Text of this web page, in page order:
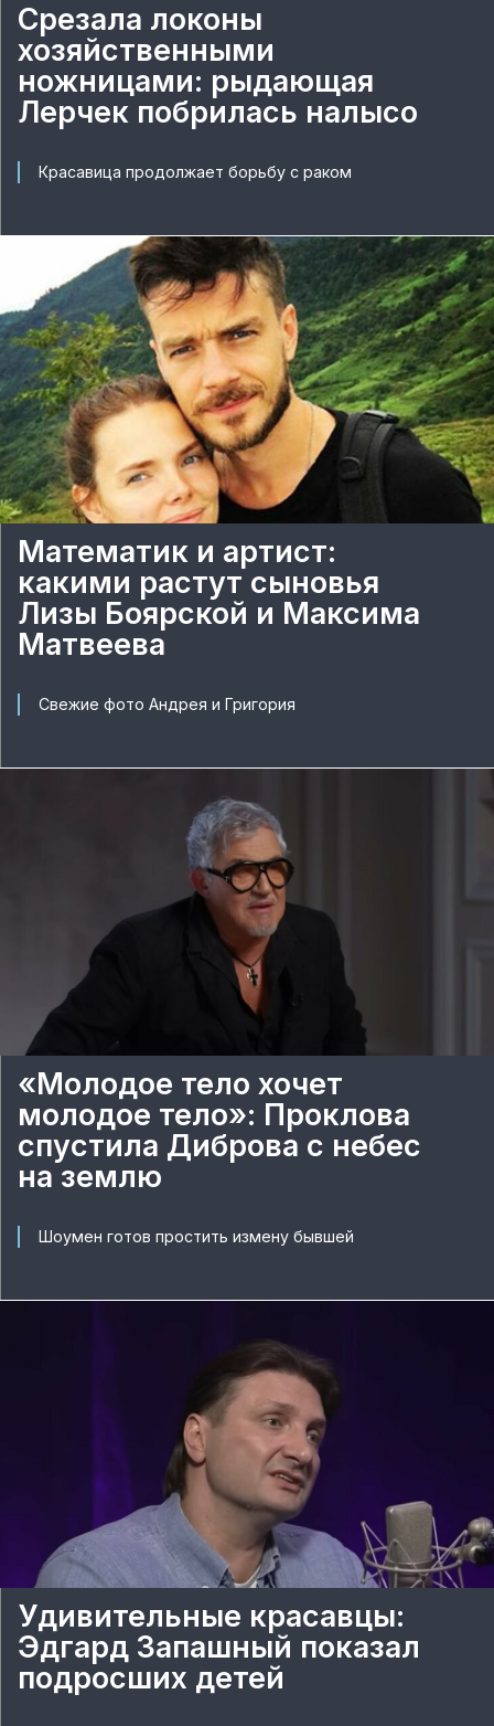
Срезала локоны
хозяйственными
ножницами: рыдающая
Лерчек побрилась налысо
Красавица продолжает борьбу с раком
Математик и артист:
какими растут сыновья
Лизы Боярской и Максима
Матвеева
Свежие фото Андрея и Григория
«Молодое тело хочет
молодое тело»: Проклова
спустила Диброва с небес
на землю
Шоумен готов простить измену бывшей
Удивительные красавцы:
Эдгард Запашный показал
подросших детей